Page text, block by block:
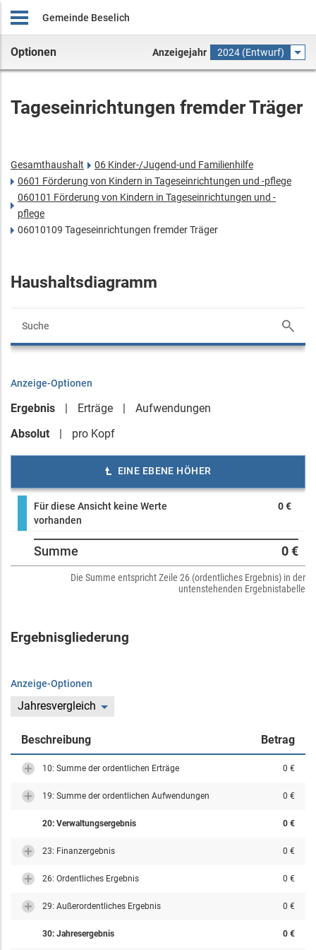
Gemeinde Beselich
Optionen Anzeigejahr 2024 (Entwurf)
Tageseinrichtungen fremder Träger
Gesamthaushalt
06 Kinder-/Jugend-und Familienhilfe
0601 Förderung von Kindern in Tageseinrichtungen und -pflege
060101 Förderung von Kindern in Tageseinrichtungen und -
pflege
06010109 Tageseinrichtungen fremder Träger
Haushaltsdiagramm
Anzeige-Optionen
Ergebnis Erträge
Aufwendungen
Absolut
pro Kopf
EINE EBENE HÖHER
Für diese Ansicht keine Werte
vorhanden
0 €
Summe 0 €
Die Summe entspricht Zeile 26 (ordentliches Ergebnis) in der
untenstehenden Ergebnistabelle
Ergebnisgliederung
Anzeige-Optionen
Jahresvergleich
Beschreibung Betrag
10: Summe der ordentlichen Erträge 0 €
19: Summe der ordentlichen Aufwendungen 0 €
20: Verwaltungsergebnis 0 €
23: Finanzergebnis 0 €
26: Ordentliches Ergebnis 0 €
29: Außerordentliches Ergebnis 0 €
30: Jahresergebnis 0 €